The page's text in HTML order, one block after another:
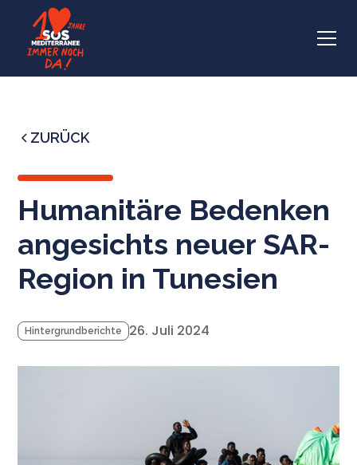
ZURÜCK
Humanitäre Bedenken
angesichts neuer SAR-
Region in Tunesien
Hintergrundberichte 26. Juli 2024